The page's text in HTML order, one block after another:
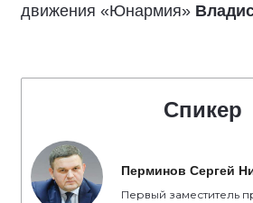
движения «Юнармия»
Спикер
Перминов Сергей
Первый заместитель